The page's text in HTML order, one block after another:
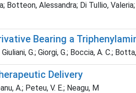
Botteon, Alessandra; Di Tullio,
Bearing a
G.; Giorgi, G.; Boccia, A. C.;
Delivery
A.; Peteu, V. E.; Neagu, M